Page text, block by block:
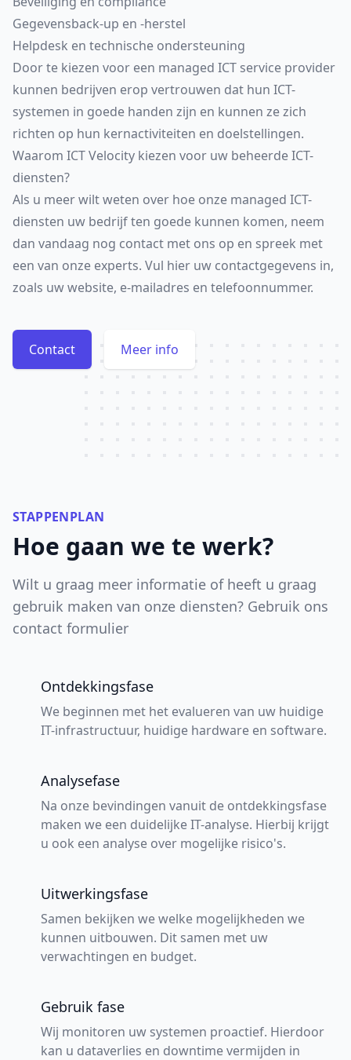
Gegevensback-up en -herstel
Helpdesk en technische ondersteuning
Door te kiezen voor een managed ICT service provider
kunnen bedrijven erop vertrouwen dat hun ICT-
systemen in goede handen zijn en kunnen ze zich
richten op hun kernactiviteiten en doelstellingen.
Waarom ICT Velocity kiezen voor uw beheerde ICT-
diensten?
Als u meer wilt weten over hoe onze managed ICT-
diensten uw bedrijf ten goede kunnen komen, neem
dan vandaag nog contact met ons op en spreek met
een van onze experts. Vul hier uw contactgegevens in,
zoals uw website, e-mailadres en telefoonnummer.
Contact Meer info
STAPPENPLAN
Hoe gaan we te werk?
Wilt u graag meer informatie of heeft u graag
gebruik maken van onze diensten? Gebruik ons
contact formulier
Ontdekkingsfase
We beginnen met het evalueren van uw huidige
IT-infrastructuur, huidige hardware en software.
Analysefase
Na onze bevindingen vanuit de ontdekkingsfase
maken we een duidelijke IT-analyse. Hierbij krijgt
u ook een analyse over mogelijke risico's.
Uitwerkingsfase
Samen bekijken we welke mogelijkheden we
kunnen uitbouwen. Dit samen met uw
verwachtingen en budget.
Gebruik fase
Wij monitoren uw systemen proactief. Hierdoor
kan u dataverlies en downtime vermijden in